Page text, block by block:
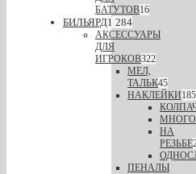
БАТУТОВ16
БИЛЬЯРД1 284
АКСЕССУАРЫ
ДЛЯ
ИГРОКОВ322
МЕЛ,
ТАЛЬК45
НАКЛЕЙКИ185
НА
РЕЗЬБЕ
ПЕНАЛЫ